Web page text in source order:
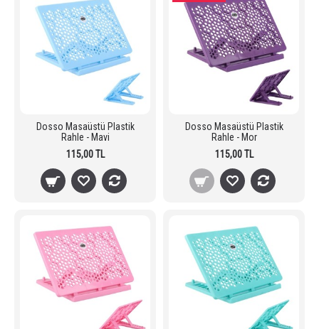
Dosso Masaüstü Plastik
Rahle - Mavi
115,00 TL
Dosso Masaüstü Plastik
Rahle - Mor
115,00 TL